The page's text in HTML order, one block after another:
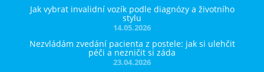
14.05.2026
Jak vybrat invalidní vozík podle diagnózy a životního
stylu
23.04.2026
Nezvládám zvedání pacienta z postele: jak si ulehčit
péči a nezničit si záda